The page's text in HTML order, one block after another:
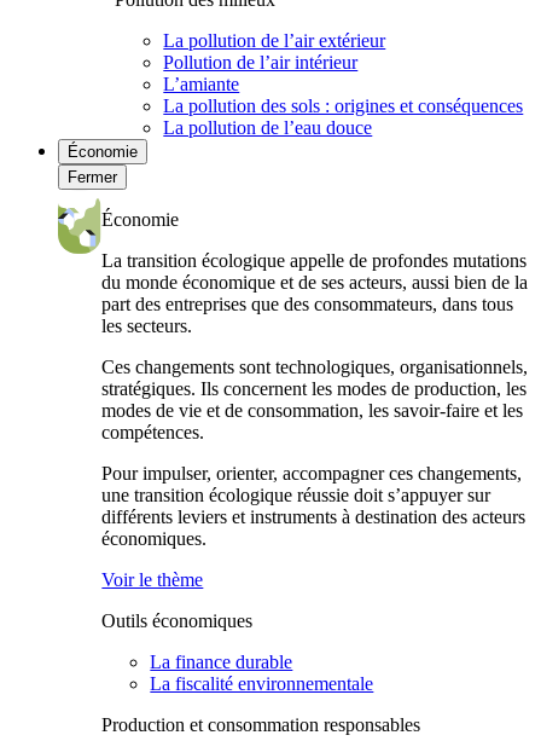
La pollution de l’air extérieur
Pollution de l’air intérieur
L’amiante
La pollution des sols : origines et conséquences
La pollution de l’eau douce
Économie
Fermer
Économie
La transition écologique appelle de profondes mutations
du monde économique et de ses acteurs, aussi bien de la
part des entreprises que des consommateurs, dans tous
les secteurs.
Ces changements sont technologiques, organisationnels,
stratégiques. Ils concernent les modes de production, les
modes de vie et de consommation, les savoir-faire et les
compétences.
Pour impulser, orienter, accompagner ces changements,
une transition écologique réussie doit s’appuyer sur
différents leviers et instruments à destination des acteurs
économiques.
Voir le thème
Outils économiques
La finance durable
La fiscalité environnementale
Production et consommation responsables